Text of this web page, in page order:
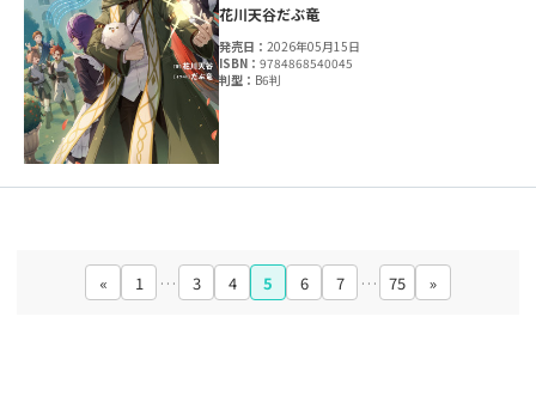
花川天谷だぶ竜
発売日：2026年05月15日
ISBN：9784868540045
判型： B6判
« 1 … 3 4 5 6 7 … 75 »